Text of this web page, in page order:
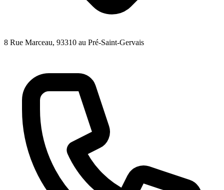
8 Rue Marceau, 93310 au Pré-Saint-Gervais